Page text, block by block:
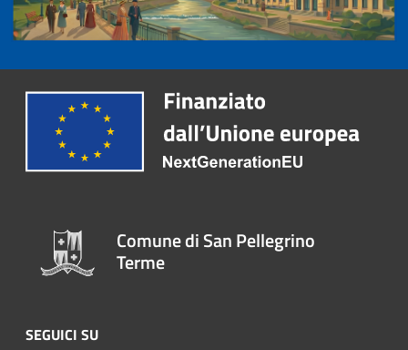
Comune di San Pellegrino
Terme
SEGUICI SU